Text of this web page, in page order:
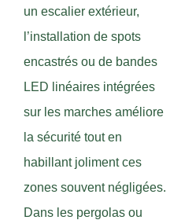
un escalier extérieur,
l’installation de spots
encastrés ou de bandes
LED linéaires intégrées
sur les marches améliore
la sécurité tout en
habillant joliment ces
zones souvent négligées.
Dans les pergolas ou